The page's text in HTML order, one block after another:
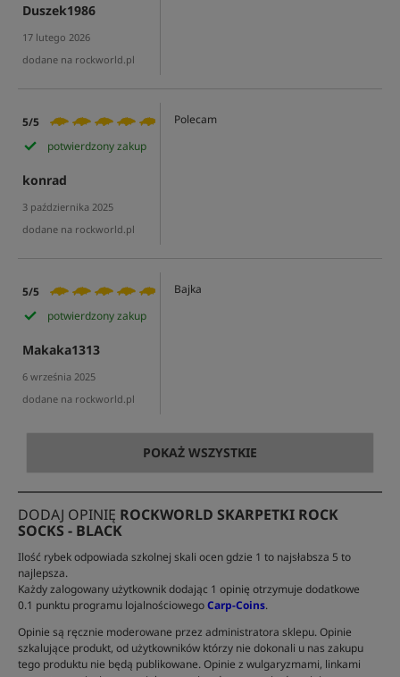
Duszek1986
17 lutego 2026
dodane na rockworld.pl
5/5
potwierdzony zakup
konrad
3 października 2025
dodane na rockworld.pl
Polecam
5/5
potwierdzony zakup
Makaka1313
6 września 2025
dodane na rockworld.pl
Bajka
POKAŻ WSZYSTKIE
DODAJ OPINIĘ ROCKWORLD SKARPETKI ROCK
SOCKS - BLACK
Ilość rybek odpowiada szkolnej skali ocen gdzie 1 to najsłabsza 5 to
najlepsza.
Każdy zalogowany użytkownik dodając 1 opinię otrzymuje dodatkowe
0.1 punktu programu lojalnościowegoCarp-Coins.
Opinie są ręcznie moderowane przez administratora sklepu. Opinie
szkalujące produkt, od użytkowników którzy nie dokonali u nas zakupu
tego produktu nie będą publikowane. Opinie z wulgaryzmami, linkami